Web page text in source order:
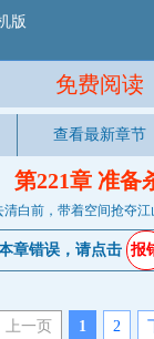
版
免费阅读
查看最新章节
第221章 准备
白前，带着空间抢夺江
章错误，请点击 报
上一页 1 2